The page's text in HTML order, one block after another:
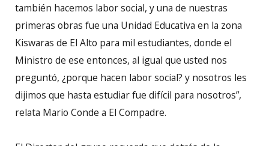
también hacemos labor social, y una de nuestras
primeras obras fue una Unidad Educativa en la zona
Kiswaras de El Alto para mil estudiantes, donde el
Ministro de ese entonces, al igual que usted nos
preguntó, ¿porque hacen labor social? y nosotros les
dijimos que hasta estudiar fue difícil para nosotros”,
relata Mario Conde a El Compadre.